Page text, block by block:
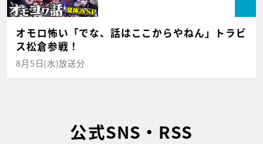
オモロ怖い「でな、話はここからやねん」トラビ
ス松倉参戦！
8月5日(水)放送分
公式SNS・RSS